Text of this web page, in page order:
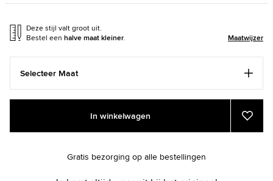
Deze stijl valt groot uit.
Bestel een halve maat kleiner. Maatwijzer
Selecteer Maat
Add
cart
Product
In winkelwagen
Voeg
toe
Gratis bezorging op alle bestellingen